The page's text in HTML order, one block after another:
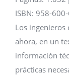
ISBN: 958-
Los ingenieros
ahora, en un
información
prácticas